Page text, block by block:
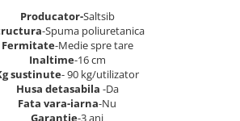
Producator-Saltsib
-Spuma poliuretanica
Fermitate-Medie spre tare
Inaltime-16 cm
sustinute- 90 kg/utilizator
Husa detasabila -Da
Fata vara-iarna-Nu
Garantie-3 ani